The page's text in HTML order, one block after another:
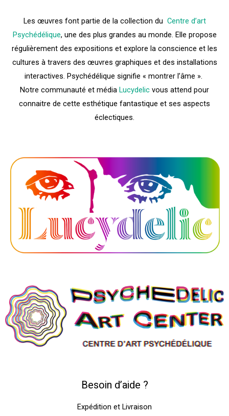
Les œuvres font partie de la collection du Centre d’art
Psychédélique, une des plus grandes au monde. Elle propose
régulièrement des expositions et explore la conscience et les
cultures à travers des œuvres graphiques et des installations
interactives. Psychédélique signifie « montrer l’âme ».
Notre communauté et média Lucydelic vous attend pour
connaitre de cette esthétique fantastique et ses aspects
éclectiques.
Besoin d’aide ?
Expédition et Livraison